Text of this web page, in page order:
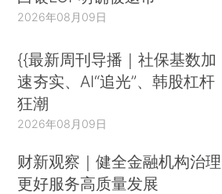
2026年08月09日
{{最新周刊导播｜社保基数加
速夯实、AI“追光”、韩股杠杆
狂潮
2026年08月09日
财新观察｜健全金融机构治理
更好服务高质量发展